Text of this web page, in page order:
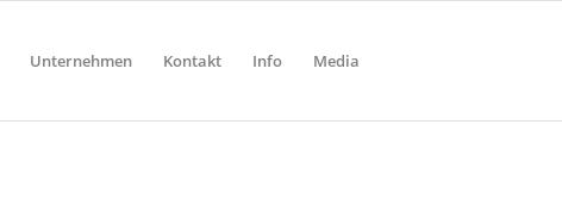
Unternehmen Kontakt Info Media